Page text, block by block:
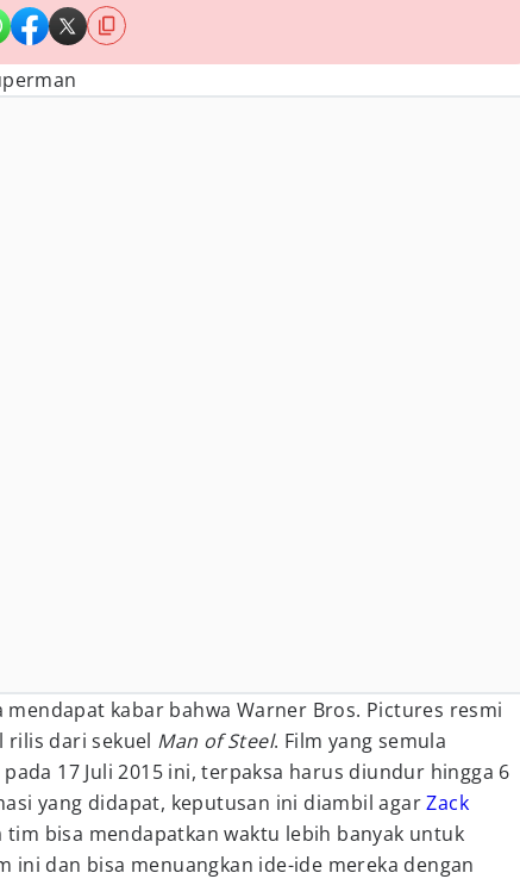
mendapat kabar bahwa Warner Bros. Pictures resmi
rilis dari sekuel Man of Steel. Film yang semula
17 Juli 2015 ini, terpaksa harus diundur hingga 6
yang didapat, keputusan ini diambil agarZack
tim bisa mendapatkan waktu lebih banyak untuk
ini dan bisa menuangkan ide-ide mereka dengan